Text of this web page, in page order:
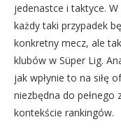
jedenastce i taktyce.
każdy taki przypadek
konkretny mecz, ale
klubów w Süper Lig.
jak wpłynie to na siłę
niezbędna do pełnego
kontekście rankingów.